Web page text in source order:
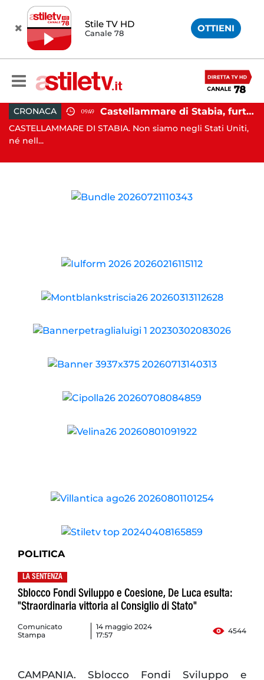
Stile TV HD
Canale 78 OTTIENI
CRONACA 09:49 Castellammare di Stabia, furto dal parrucchiere con cappuccio bianco e machete: 53enne in manette
CASTELLAMMARE DI STABIA. Non siamo negli Stati Uniti,
né nell...
POLITICA
LA SENTENZA
Sblocco Fondi Sviluppo e Coesione, De Luca esulta:
"Straordinaria vittoria al Consiglio di Stato"
Comunicato
Stampa
14 maggio 2024
17:57
4544
CAMPANIA. Sblocco Fondi Sviluppo e